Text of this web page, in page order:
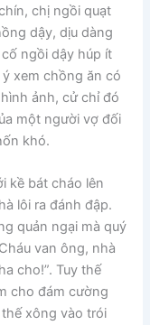
chị ngồi quạt
dậy, dịu dàng
ngồi dậy húp ít
xem chồng ăn có
ảnh, cử chỉ đó
một người vợ đối
khó.
kề bát cháo lên
lôi ra đánh đập.
quản ngại mà quý
van ông, nhà
cho!”. Tuy thế
cho đám cường
xông vào trói